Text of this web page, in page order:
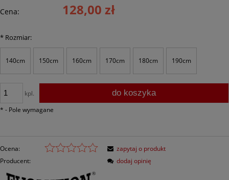
Cena: 128,00 zł
* Rozmiar:
140cm 150cm 160cm 170cm 180cm 190cm
kpl. do koszyka
* - Pole wymagane
Ocena:
Producent:
zapytaj o produkt
dodaj opinię